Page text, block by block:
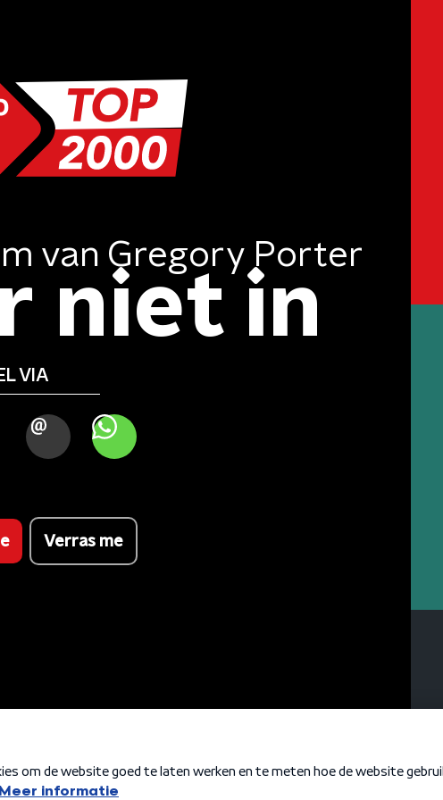
van Gregory Porter
niet in
VIA
MAILWHATSAPP
Verras me